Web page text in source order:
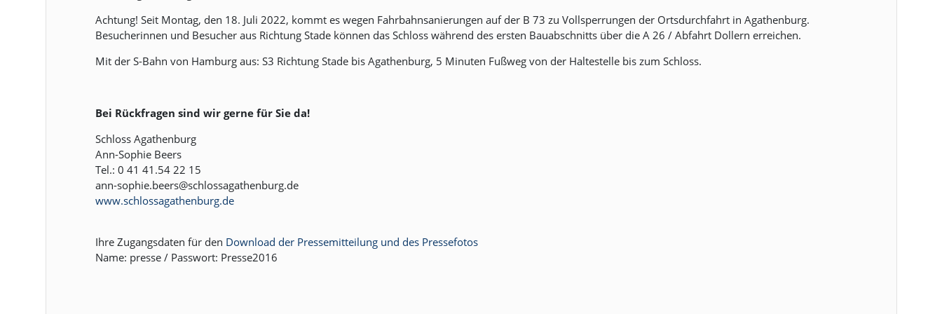
Achtung! Seit Montag, den 18. Juli 2022, kommt es wegen Fahrbahnsanierungen auf der B 73 zu Vollsperrungen der Ortsdurchfahrt in Agathenburg.
Besucherinnen und Besucher aus Richtung Stade können das Schloss während des ersten Bauabschnitts über die A 26 / Abfahrt Dollern erreichen.
Mit der S-Bahn von Hamburg aus: S3 Richtung Stade bis Agathenburg, 5 Minuten Fußweg von der Haltestelle bis zum Schloss.
Bei Rückfragen sind wir gerne für Sie da!
Schloss Agathenburg
Ann-Sophie Beers
Tel.: 0 41 41.54 22 15
ann-sophie.beers@schlossagathenburg.de
www.schlossagathenburg.de
Ihre Zugangsdaten für den Download der Pressemitteilung und des Pressefotos
Name: presse / Passwort: Presse2016